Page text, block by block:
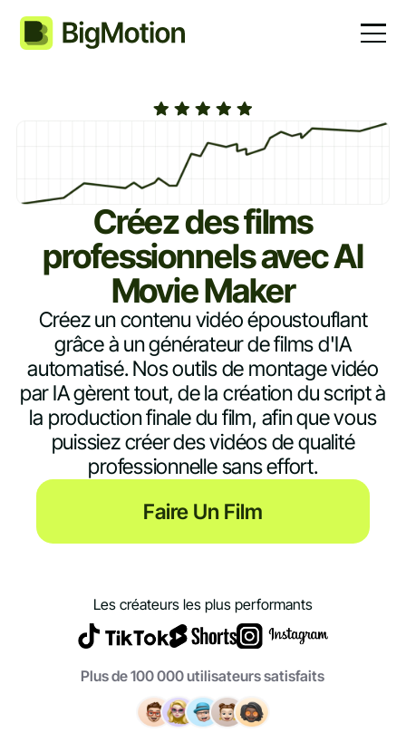
Créez des films
professionnels avec AI
Movie Maker
Créez un contenu vidéo époustouflant
grâce à un générateur de films d'IA
automatisé. Nos outils de montage vidéo
par IA gèrent tout, de la création du script à
la production finale du film, afin que vous
puissiez créer des vidéos de qualité
professionnelle sans effort.
Faire Un Film
Les créateurs les plus performants
Plus de 100 000 utilisateurs satisfaits